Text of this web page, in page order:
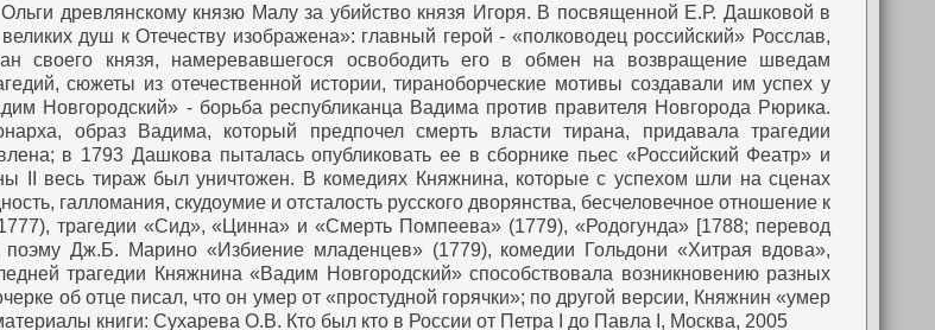
древлянскому князю Малу за убийство князя Игоря. В посвященной Е.Р. Дашковой в
душ к Отечеству изображена»: главный герой - «полководец российский» Росслав,
своего князя, намеревавшегося освободить его в обмен на возвращение шведам
сюжеты из отечественной истории, тираноборческие мотивы создавали им успех у
Новгородский» - борьба республиканца Вадима против правителя Новгорода Рюрика.
образ Вадима, который предпочел смерть власти тирана, придавала трагедии
в 1793 Дашкова пыталась опубликовать ее в сборнике пьес «Российский Феатр» и
II весь тираж был уничтожен. В комедиях Княжнина, которые с успехом шли на сценах
галломания, скудоумие и отсталость русского дворянства, бесчеловечное отношение к
трагедии «Сид», «Цинна» и «Смерть Помпеева» (1779), «Родогунда» [1788; перевод
Дж.Б. Марино «Избиение младенцев» (1779), комедии Гольдони «Хитрая вдова»,
трагедии Княжнина «Вадим Новгородский» способствовала возникновению разных
об отце писал, что он умер от «простудной горячки»; по другой версии, Княжнин «умер
книги: Сухарева О.В. Кто был кто в России от Петра I до Павла I, Москва, 2005